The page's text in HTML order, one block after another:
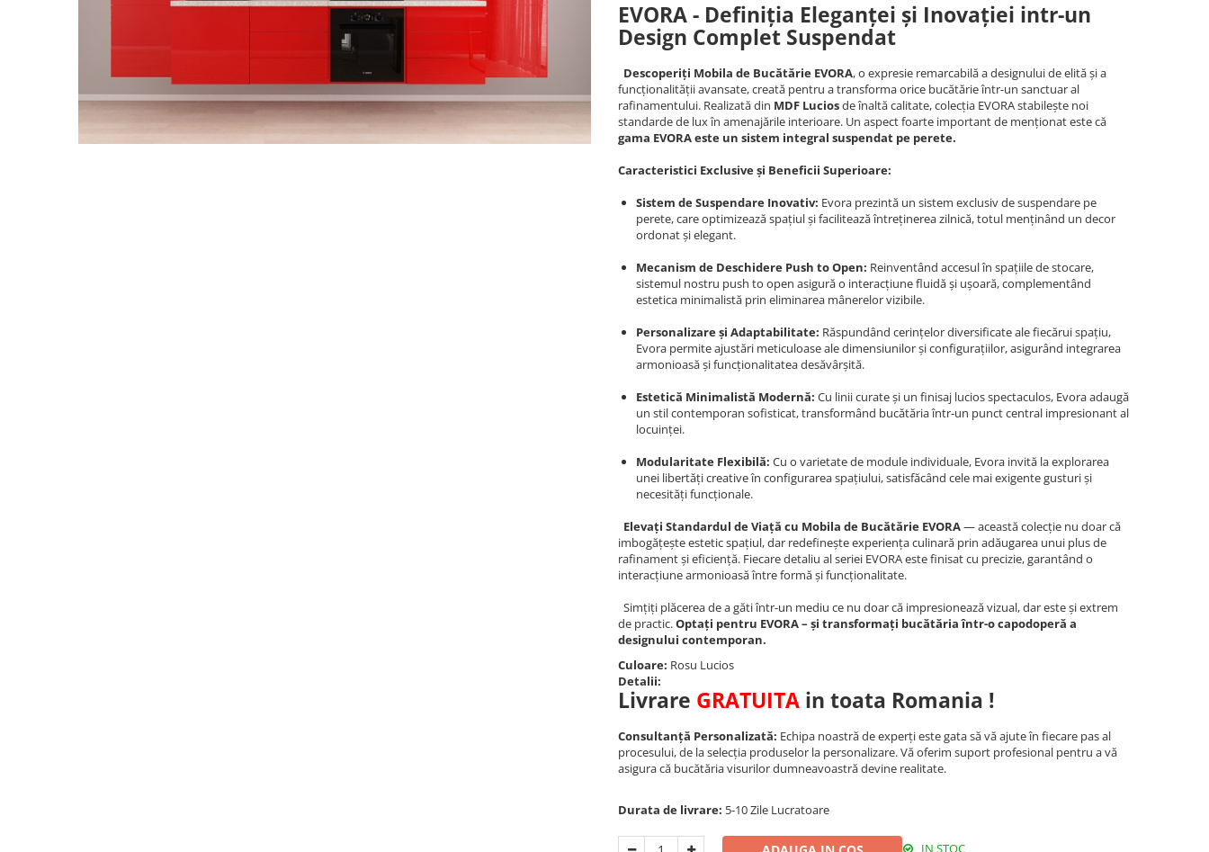
EVORA - Definiția Eleganței și Inovației intr-un
Design Complet Suspendat
Descoperiți Mobila de Bucătărie EVORA, o expresie remarcabilă a designului de elită și a
funcționalității avansate, creată pentru a transforma orice bucătărie într-un sanctuar al
rafinamentului. Realizată din MDF Luciosde înaltă calitate, colecția EVORA stabilește noi
standarde de lux în amenajările interioare. Un aspect foarte important de menționat este că
gama EVORA este un sistem integral suspendat pe perete.
Caracteristici Exclusive și Beneficii Superioare:
Sistem de Suspendare Inovativ: Evora prezintă un sistem exclusiv de suspendare pe
perete, care optimizează spațiul și facilitează întreținerea zilnică, totul menținând un decor
ordonat și elegant.
Mecanism de Deschidere Push to Open: Reinventând accesul în spațiile de stocare,
sistemul nostru push to open asigură o interacțiune fluidă și ușoară, complementând
estetica minimalistă prin eliminarea mânerelor vizibile.
Personalizare și Adaptabilitate: Răspundând cerințelor diversificate ale fiecărui spațiu,
Evora permite ajustări meticuloase ale dimensiunilor și configurațiilor, asigurând integrarea
armonioasă și funcționalitatea desăvârșită.
Estetică Minimalistă Modernă: Cu linii curate și un finisaj lucios spectaculos, Evora adaugă
un stil contemporan sofisticat, transformând bucătăria într-un punct central impresionant al
locuinței.
Modularitate Flexibilă: Cu o varietate de module individuale, Evora invită la explorarea
unei libertăți creative în configurarea spațiului, satisfăcând cele mai exigente gusturi și
necesități funcționale.
Elevați Standardul de Viață cu Mobila de Bucătărie EVORA— această colecție nu doar că
imbogățește estetic spațiul, dar redefinește experiența culinară prin adăugarea unui plus de
rafinament și eficiență. Fiecare detaliu al seriei EVORA este finisat cu precizie, garantând o
interacțiune armonioasă între formă și funcționalitate.
Simțiți plăcerea de a găti într-un mediu ce nu doar că impresionează vizual, dar este și extrem
de practic.Optați pentru EVORA – și transformați bucătăria într-o capodoperă a
designului contemporan.
Culoare: Rosu Lucios
Detalii:
Livrare GRATUITA in toata Romania !
Consultanță Personalizată: Echipa noastră de experți este gata să vă ajute în fiecare pas al
procesului, de la selecția produselor la personalizare. Vă oferim suport profesional pentru a vă
asigura că bucătăria visurilor dumneavoastră devine realitate.
Durata de livrare: 5-10 Zile Lucratoare
IN STOC